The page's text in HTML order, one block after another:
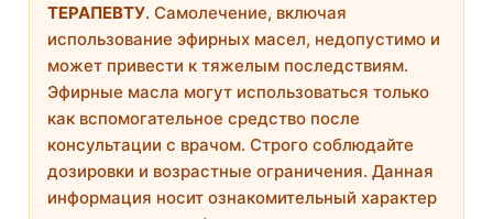
ТЕРАПЕВТУ. Самолечение, включая
использование эфирных масел, недопустимо и
может привести к тяжелым последствиям.
Эфирные масла могут использоваться только
как вспомогательное средство после
консультации с врачом. Строго соблюдайте
дозировки и возрастные ограничения. Данная
информация носит ознакомительный характер